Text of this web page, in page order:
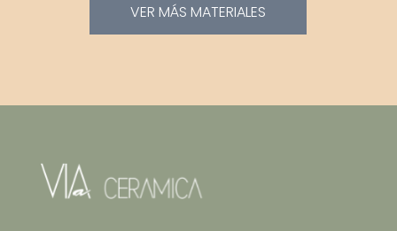
VER MÁS MATERIALES